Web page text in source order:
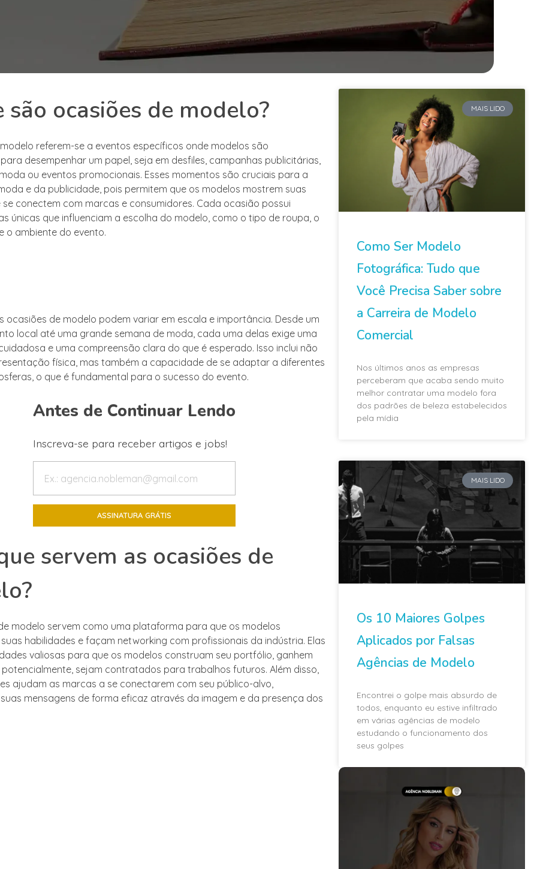
são ocasiões de modelo?
referem-se a eventos específicos onde modelos são
desempenhar um papel, seja em desfiles, campanhas publicitárias,
ou eventos promocionais. Esses momentos são cruciais para a
e da publicidade, pois permitem que os modelos mostrem suas
se conectem com marcas e consumidores. Cada ocasião possui
únicas que influenciam a escolha do modelo, como o tipo de roupa, o
o ambiente do evento.
ocasiões de modelo podem variar em escala e importância. Desde um
local até uma grande semana de moda, cada uma delas exige uma
e uma compreensão clara do que é esperado. Isso inclui não
física, mas também a capacidade de se adaptar a diferentes
o que é fundamental para o sucesso do evento.
Antes de Continuar Lendo
Inscreva-se para receber artigos e jobs!
servem as ocasiões de
modelo servem como uma plataforma para que os modelos
habilidades e façam networking com profissionais da indústria. Elas
valiosas para que os modelos construam seu portfólio, ganhem
potencialmente, sejam contratados para trabalhos futuros. Além disso,
ajudam as marcas a se conectarem com seu público-alvo,
mensagens de forma eficaz através da imagem e da presença dos
MAIS LIDO
Como Ser Modelo
Fotográfica: Tudo que
Você Precisa Saber sobre
a Carreira de Modelo
Comercial
Nos últimos anos as empresas
perceberam que acaba sendo muito
melhor contratar uma modelo fora
dos padrões de beleza estabelecidos
pela mídia
MAIS LIDO
Os 10 Maiores Golpes
Aplicados por Falsas
Agências de Modelo
Encontrei o golpe mais absurdo de
todos, enquanto eu estive infiltrado
em várias agências de modelo
estudando o funcionamento dos
seus golpes